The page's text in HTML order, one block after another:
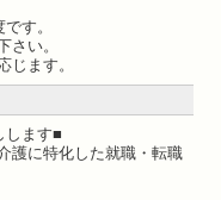
す。
い。
ます。
します■
護に特化した就職・転職